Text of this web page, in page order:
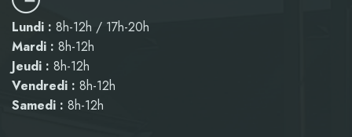
Lundi : 8h-12h / 17h-20h
Mardi : 8h-12h
Jeudi : 8h-12h
Vendredi : 8h-12h
Samedi : 8h-12h